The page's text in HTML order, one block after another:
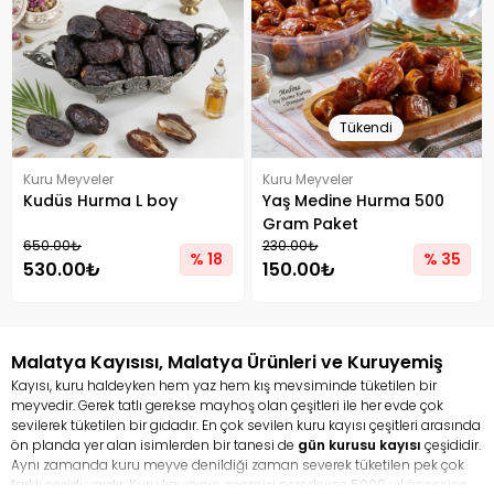
Kuru Meyveler
Kudüs Hurma L boy
650.00₺
530.00₺ % 18
Tükendi
Kuru Meyveler
Yaş Medine Hurma 500
Gram Paket
230.00₺
150.00₺ % 35
Malatya Kayısısı, Malatya Ürünleri ve Kuruyemiş
Kayısı, kuru haldeyken hem yaz hem kış mevsiminde tüketilen bir
meyvedir. Gerek tatlı gerekse mayhoş olan çeşitleri ile her evde çok
sevilerek tüketilen bir gıdadır. En çok sevilen kuru kayısı çeşitleri arasında
ön planda yer alan isimlerden bir tanesi de gün kurusu kayısı çeşididir.
Aynı zamanda kuru meyve denildiği zaman severek tüketilen pek çok
farklı çeşidi vardır. Kuru kayısının geçmişi neredeyse 5000 yıl öncesine